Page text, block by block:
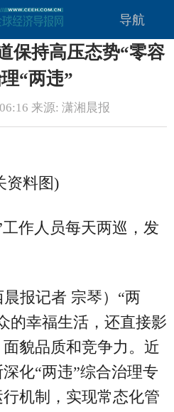
导航
保持高压态势“零容
“两违”
来源: 潇湘晨报
资料图)
作人员每天两巡，发
报记者 宗琴）“两
的幸福生活，还直接影
貌品质和竞争力。近
化“两违”综合治理专
机制，实现常态化管